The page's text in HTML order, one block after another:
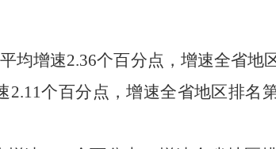
均增速2.36个百分点，增速全省地
2.11个百分点，增速全省地区排名